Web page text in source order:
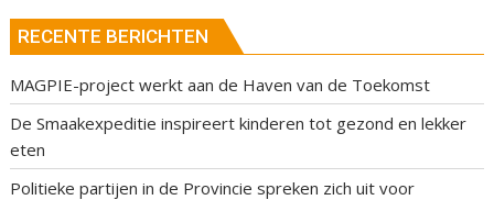
RECENTE BERICHTEN
MAGPIE-project werkt aan de Haven van de Toekomst
De Smaakexpeditie inspireert kinderen tot gezond en lekker
eten
Politieke partijen in de Provincie spreken zich uit voor